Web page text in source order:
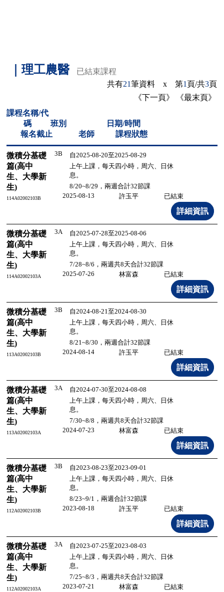
｜理工農醫
已結束課程
共有21筆資料 x 第1 頁/共3頁
《下一頁》
《最末頁》
課程名稱/代
碼
班別
日期/時間
報名截止
老師 課程狀態
微積分基礎
篇(高中
生、大學新
生)
114A02002103B
3B
自2025-08-20至2025-08-29
上午上課，每天四小時，周六、日休
息。
8/20~8/29，兩週合計32節課
2025-08-13
許玉平 已結束
微積分基礎
篇(高中
生、大學新
生)
114A02002103A
3A
自2025-07-28至2025-08-06
上午上課，每天四小時，周六、日休
息。
7/28~8/6，兩週共8天合計32節課
2025-07-26
林富森 已結束
微積分基礎
篇(高中
生、大學新
生)
113A02002103B
3B
自2024-08-21至2024-08-30
上午上課，每天四小時，周六、日休
息。
8/21~8/30，兩週合計32節課
2024-08-14
許玉平 已結束
微積分基礎
篇(高中
生、大學新
生)
113A02002103A
3A
自2024-07-30至2024-08-08
上午上課，每天四小時，周六、日休
息。
7/30~8/8，兩週共8天合計32節課
2024-07-23
林富森 已結束
微積分基礎
篇(高中
生、大學新
生)
112A02002103B
3B
自2023-08-23至2023-09-01
上午上課，每天四小時，周六、日休
息。
8/23~9/1，兩週合計32節課
2023-08-18
許玉平 已結束
微積分基礎
篇(高中
生、大學新
生)
112A02002103A
3A
自2023-07-25至2023-08-03
上午上課，每天四小時，周六、日休
息。
7/25~8/3，兩週共8天合計32節課
2023-07-21
林富森 已結束